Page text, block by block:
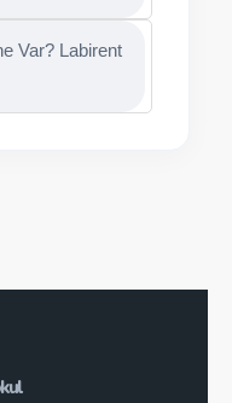
Var? Labirent